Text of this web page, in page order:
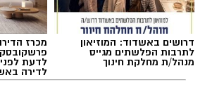
תגים: תאונת שרשרת עד הלום
דרושים באשדוד: המוזיאון
לתרבות הפלשתים מגייס
מנהל/ת מחלקת חינוך
מכרז
לדעת
לדירה